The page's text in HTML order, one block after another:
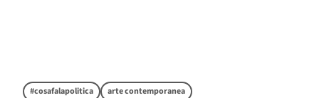
#cosafalapolitica arte contemporanea